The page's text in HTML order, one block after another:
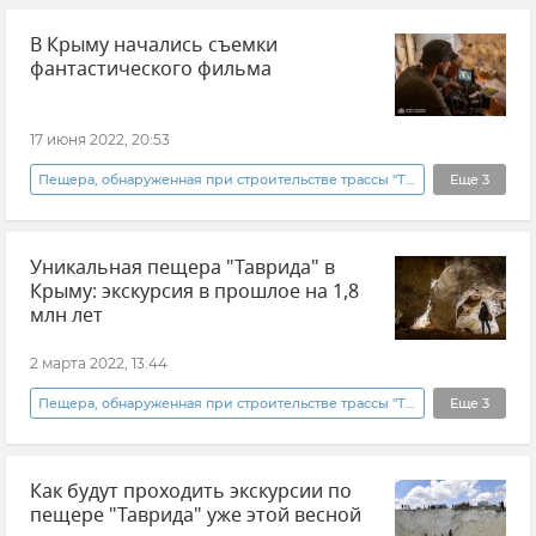
В Крыму начались съемки
фантастического фильма
17 июня 2022, 20:53
Еще 3
Пещера, обнаруженная при строительстве трассы "Таврида"
Крым Культура
Крым кинематографический
Уникальная пещера "Таврида" в
Крыму: экскурсия в прошлое на 1,8
млн лет
2 марта 2022, 13:44
Еще 3
Фотоленты Культура Крым
Как будут проходить экскурсии по
пещере "Таврида" уже этой весной